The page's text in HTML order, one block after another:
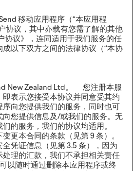
移动应用程序（“本应用程
协议，其中亦载有您需了解的其他
议》，连同适用于我们服务的任
以下双方之间的法律协议（“本协
New Zealand Ltd。 ‍ 您注册本服
表示您接受本协议并同意受其约
向您提供我们的服务，同时也可
向您提供信息及/或我们的服务。无
的服务，我们的协议均适用。
更本合同的条款（见第 9 条）。
凭证信息（见第 3.5 条），因为
理的汇款，我们不承担相关责任
可以随时通过删除本应用程序或终